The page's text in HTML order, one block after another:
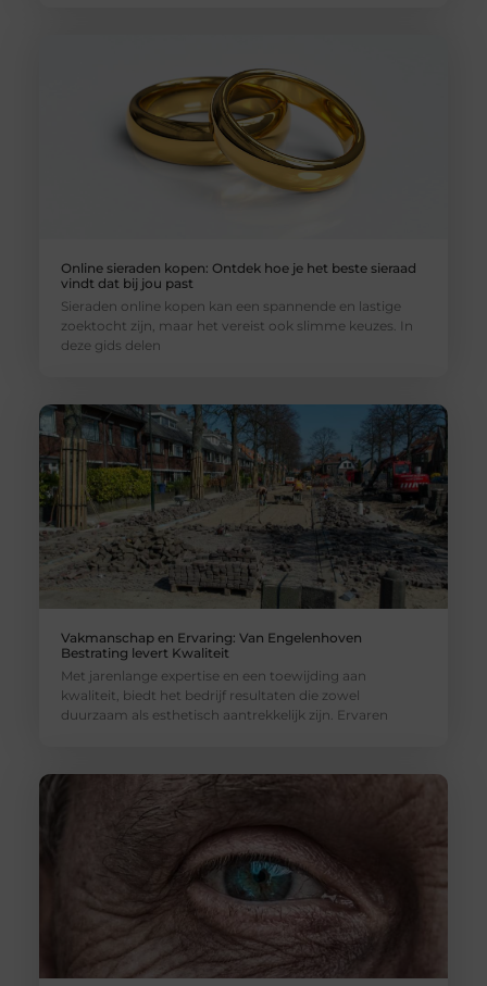
Online sieraden kopen: Ontdek hoe je het beste sieraad
vindt dat bij jou past
Sieraden online kopen kan een spannende en lastige
zoektocht zijn, maar het vereist ook slimme keuzes. In
deze gids delen
Vakmanschap en Ervaring: Van Engelenhoven
Bestrating levert Kwaliteit
Met jarenlange expertise en een toewijding aan
kwaliteit, biedt het bedrijf resultaten die zowel
duurzaam als esthetisch aantrekkelijk zijn. Ervaren